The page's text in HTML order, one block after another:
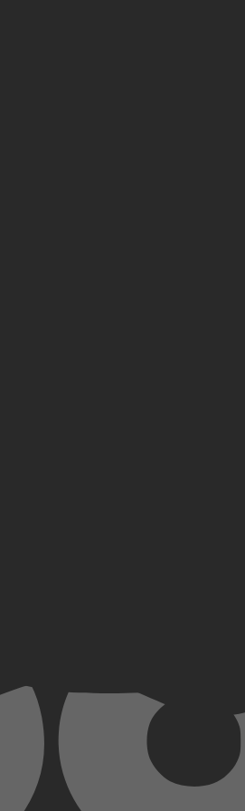
Jill Mansell is wegzwijmelen
Shay vertrok destijds met de
Shays vertrek ging gepaard met een